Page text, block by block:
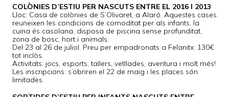
COLÒNIES D’ESTIU PER NASCUTS ENTRE EL 2016 I 2013
Lloc: Casa de colònies de S’Olivaret, a Alaró. Aquestes cases
reuneixen les condicions de comoditat per als infants, la
cuina és casolana, disposa de piscina sense profunditat,
zona de bosc, hort i animals.
Del 23 al 26 de juliol. Preu per empadronats a Felanitx: 130€
tot inclòs.
Activitats: jocs, esports, tallers, vetllades, aventura i molt més!
Les inscripcions: s’obriren el 22 de maig i les places són
limitades.